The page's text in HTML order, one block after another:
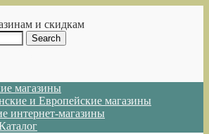
и скидкам
магазины
и Европейские магазины
интернет-магазины